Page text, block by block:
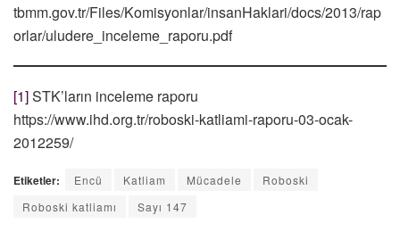
tbmm.gov.tr/Files/Komisyonlar/insanHaklari/docs/2013/rap
orlar/uludere_inceleme_raporu.pdf
[1]STK’ların inceleme raporu
https://www.ihd.org.tr/roboski-katliami-raporu-03-ocak-
2012259/
Etiketler: Encü Katliam Mücadele
Roboski
Roboski katliamı
Sayı 147